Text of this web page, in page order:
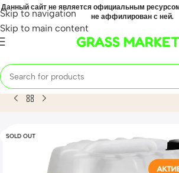
Skip to navigation
Skip to main content
Данный сайт не является официальным
не аффилирован с ней.
GRASS MARKET
Home Mahsulot Автошампунь,
SOLD OUT